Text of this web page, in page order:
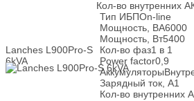
Кол-во внутренних
Lanches L900Pro-S
6kVA
Тип ИБПOn-line
Мощность, ВА6000
Мощность, Вт5400
Кол-во фаз1 в 1
Power factor0,9
Аккумуляторы
Зарядный ток, А1
Кол-во внутренних